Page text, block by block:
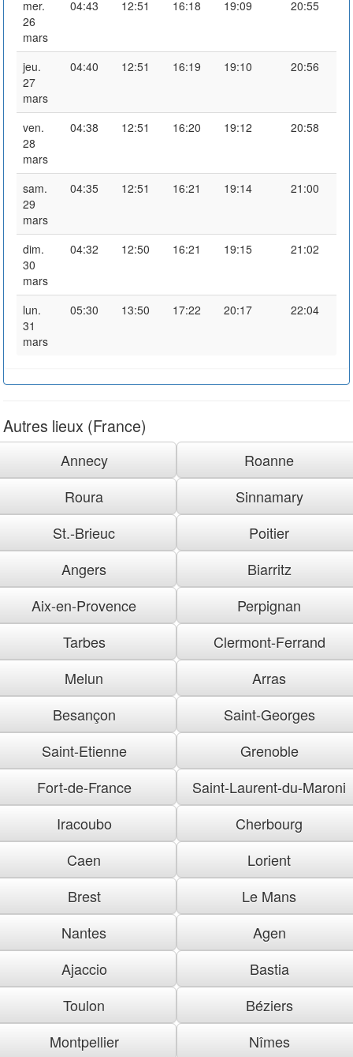
mer.
26
mars
04:43 12:51 16:18 19:09 20:55
jeu.
27
mars
04:40 12:51 16:19 19:10 20:56
ven.
28
mars
04:38 12:51 16:20 19:12 20:58
sam.
29
mars
04:35 12:51 16:21 19:14 21:00
dim.
30
mars
04:32 12:50 16:21 19:15 21:02
lun.
31
mars
05:30 13:50 17:22 20:17 22:04
Autres lieux (France)
Annecy
Roanne
Roura
Sinnamary
St.-Brieuc
Poitier
Angers
Biarritz
Aix-en-Provence
Perpignan
Tarbes
Clermont-Ferrand
Melun
Arras
Besançon
Saint-Georges
Saint-Etienne
Grenoble
Fort-de-France
Saint-Laurent-du-Maroni
Iracoubo
Cherbourg
Caen
Lorient
Brest
Le Mans
Nantes
Agen
Ajaccio
Bastia
Toulon
Béziers
Montpellier
Nîmes